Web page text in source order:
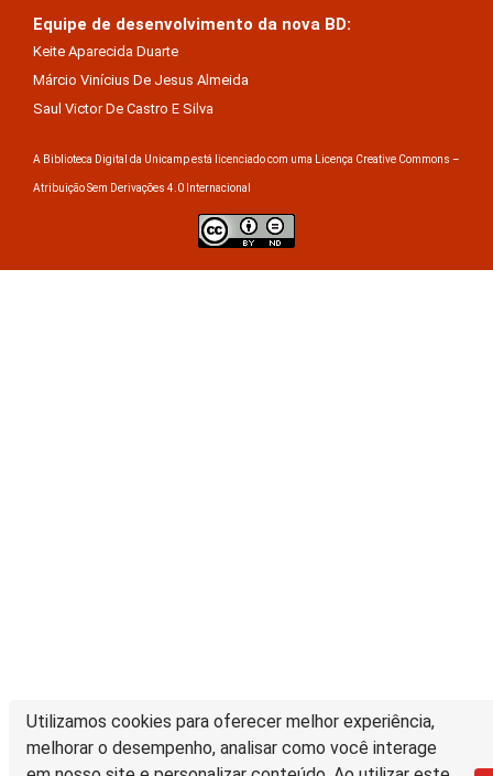
Utilizamos cookies para oferecer melhor experiência,
melhorar o desempenho, analisar como você interage
Equipe de desenvolvimento da nova BD:
Keite Aparecida Duarte
Márcio Vinícius De Jesus Almeida
Saul Victor De Castro E Silva
A Biblioteca Digital da Unicamp está licenciado com uma Licença Creative Commons –
Atribuição Sem Derivações 4.0 Internacional